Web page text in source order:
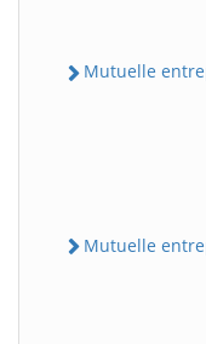
Mutuelle
Mutuelle